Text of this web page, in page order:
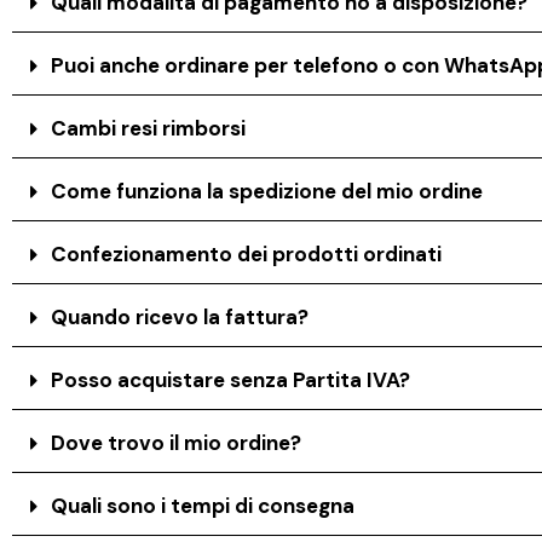
Puoi anche ordinare per telefono o con
Cambi resi rimborsi
Come funziona la spedizione del mio ordine
Confezionamento dei prodotti ordinati
Quando ricevo la fattura?
Posso acquistare senza Partita IVA?
Dove trovo il mio ordine?
Quali sono i tempi di consegna